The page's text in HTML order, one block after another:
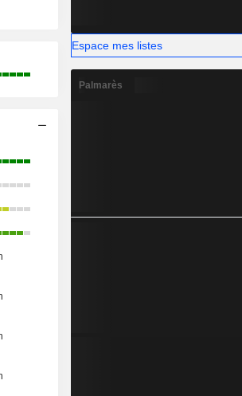
Espace mes listes
Palmarès